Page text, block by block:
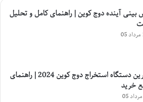
بینی آینده دوج کوین | راهنمای کامل و تحلیل
بهترین دستگاه استخراج دوج کوین 2024 | راهنمای
خرید